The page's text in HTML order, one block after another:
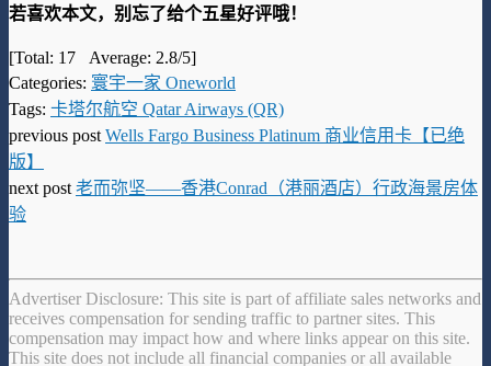
若喜欢本文，别忘了给个五星好评哦！
[Total: 17 Average: 2.8/5]
Categories: 寰宇一家 Oneworld
Tags: 卡塔尔航空 Qatar Airways (QR)
previous post Wells Fargo Business Platinum 商业信用卡【已绝
版】
next post 老而弥坚——香港Conrad（港丽酒店）行政海景房体
验
Advertiser Disclosure: This site is part of affiliate sales networks and
receives compensation for sending traffic to partner sites. This
compensation may impact how and where links appear on this site.
This site does not include all financial companies or all available